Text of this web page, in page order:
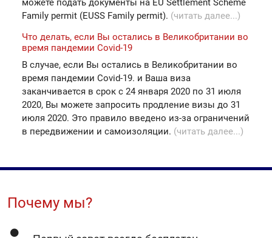
можете подать документы на EU Settlement Scheme
Family permit (EUSS Family permit). (читать далее...)
Что делать, если Вы остались в Великобритании во
время пандемии Covid-19
В случае, если Вы остались в Великобритании во
время пандемии Covid-19. и Ваша виза
заканчивается в срок с 24 января 2020 по 31 июля
2020, Вы можете запросить продление визы до 31
июля 2020. Это правило введено из-за ограничений
в передвижении и самоизоляции. (читать далее...)
Почему мы?